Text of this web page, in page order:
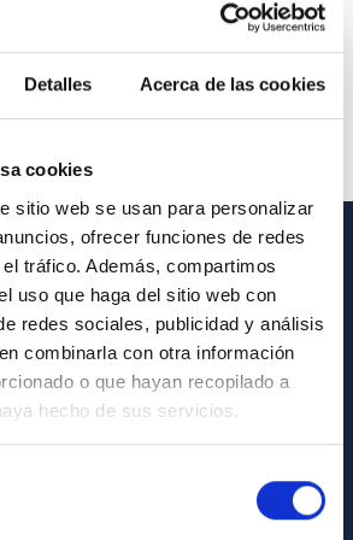
Detalles Acerca de las cookies
cookies
sitio web se usan para personalizar
ofrecer funciones de redes
tráfico. Además, compartimos
uso que haga del sitio web con
redes sociales, publicidad y análisis
combinarla con otra información
o que hayan recopilado a
hecho de sus servicios.